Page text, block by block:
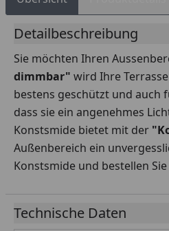
Detailbeschreibung
Sie möchten Ihren
dimmbar" wird Ihre
bestens geschützt und auch
dass sie ein angenehmes
Konstsmide bietet mit der "
Außenbereich ein
Konstsmide und bestellen
Technische Daten